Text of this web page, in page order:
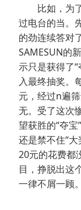
比如，为了
过电台的当。
的劲连续答对
SAMESUN的
示只是获得了
入最终抽奖。
元，经过n遍
无。受了这次
望获胜的“夺
还是禁不住“
20元的花费都
目，挣脱出这
一律不屑一顾。